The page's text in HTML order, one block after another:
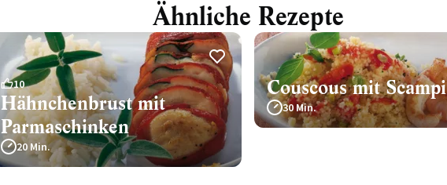
Ähnliche Rezepte
10
Hähnchenbrust mit
Parmaschinken
20 Min.
Couscous mit Scampi
30 Min.